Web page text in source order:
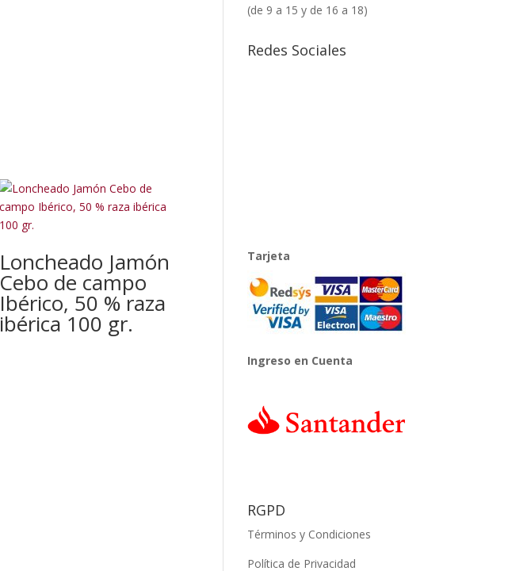
Loncheado Jamón
Cebo de campo
Ibérico, 50 % raza
ibérica 100 gr.
(de 9 a 15 y de 16 a 18)
Redes Sociales
Tarjeta
Ingreso en Cuenta
RGPD
Términos y Condiciones
Política de Privacidad